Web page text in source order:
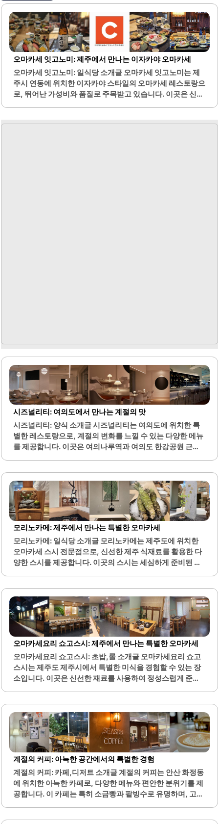
오마카세 잇고노미: 제주에서 만나는 이자카야 오마카세
오마카세 잇고노미: 일식당 소개글 오마카세 잇고노미는 제
주시 연동에 위치한 이자카야 스타일의 오마카세 레스토랑으
로, 뛰어난 가성비와 품질로 주목받고 있습니다. 이곳은 신선
코스 요리를 경험할 수 있어 다채로운 맛을 즐길 수 있습니다.
시즈널리티: 여의도에서 만나는 계절의 맛
시즈널리티: 양식 소개글 시즈널리티는 여의도에 위치한 특
별한 레스토랑으로, 계절의 변화를 느낄 수 있는 다양한 메뉴
를 제공합니다. 이곳은 여의나루역과 여의도 한강공원 근처
편안한 분위기를 조성하며, 내부 인테리어는 세련되고 아늑
합니다.메뉴는 제철 재료를 활용하여 계절감을 살린 요리들
로 구성되어 있으며, 특히 파스타와 리조또가 인기가 높습니
다. 한우 타르타르와 깻잎 버터 파스타는 독특한 조합으로 많
은 손님들에게 사랑받고 있습니다. 또한, 호박 뇨끼는 건강한
단맛과 고소한 풍미가 조화를 이루며, 다양한 식감을 제공합
니다.여기에 더해, 와인과의 페어링도 훌륭하여 와인 애호가
들에게도 매력적인 선택이 될 수 있습니다. 직원들은 친절하
고 세심한 서비스를 제공하여 손님들이 편안하게 식사를 즐
길 수 있도록 돕습니다...
모리노카메: 제주에서 만나는 특별한 오마카세
모리노카메: 일식당 소개글 모리노카메는 제주도에 위치한
오마카세 스시 전문점으로, 신선한 제주 식재료를 활용한 다
양한 스시를 제공합니다. 이곳의 스시는 세심하게 준비된 코
우러져 있어 미각을 만족시킵니다.셰프는 젊고 열정적인 분
으로, 요리 과정에서의 트렌디한 모습이 인상적입니다. 모리
노카메는 고객에게 친절한 서비스와 함께 요리에 대한 상세
한 설명을 제공하여 더욱 특별한 경험을 선사합니다. 이곳은
점심과 저녁 모두 훌륭한 메뉴를 갖추고 있으며, 계절에 따라
변화하는 재료를 사용하여 매번 새로운 맛을 느낄 수 있습니
다.또한, 주차가 용이하고 주변 환경이 조용하여 편안한 식사
가 가능합니다. 마지막에 제공되는 부드러운 계란 요리는 디
저트 없이도 만족감을 주는 특별한 메뉴로,..
오마카세요리 쇼고스시: 제주에서 만나는 특별한 오마카세
오마카세요리 쇼고스시: 초밥,롤 소개글 오마카세요리 쇼고
스시는 제주도 제주시에서 특별한 미식을 경험할 수 있는 장
소입니다. 이곳은 신선한 재료를 사용하여 정성스럽게 준비
또한, 합리적인 가격으로 고품질의 요리를 즐길 수 있어 많은
손님들에게 사랑받고 있습니다. 오마카세의 매력은 셰프가
직접 추천하는 요리를 통해 새로운 맛을 발견할 수 있다는 점
입니다. 이곳의 셰프는 장인정신을 바탕으로 한 요리로 손님
들에게 깊은 인상을 남깁니다.아늑한 분위기 속에서 소중한
사람들과 함께 특별한 시간을 보낼 수 있는 최적의 장소입니
다. 주변에는 공영주차장이 마련되어 있어 방문이 편리합니
다. 또한, 식사 중에는 친절한 설명과 서비스를 제공하여 더욱
만족스러운 경험을 선사합니다.다양한 메뉴가 준비되어 있
어..
계절의 커피: 아늑한 공간에서의 특별한 경험
계절의 커피: 카페,디저트 소개글 계절의 커피는 안산 화정동
에 위치한 아늑한 카페로, 다양한 메뉴와 편안한 분위기를 제
공합니다. 이 카페는 특히 소금빵과 팥빙수로 유명하며, 고객